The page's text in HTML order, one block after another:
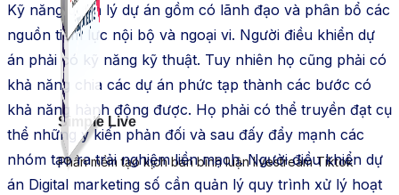
Simple Live
Phần mềm tạo kịch bản bình luận livestream Tiktok
Kỹ năng quản lý dự án gồm có lãnh đạo và phân bổ các
nguồn tiềm lực nội bộ và ngoại vi. Người điều khiển dự
án phải có kỹ năng kỹ thuật. Tuy nhiên họ cũng phải có
khả năng chia các dự án phức tạp thành các bước có
khả năng hành động được. Họ phải có thể truyền đạt cụ
thể những ý kiến ​​phản đối và sau đấy đẩy mạnh các
nhóm tạo ra trải nghiệm liền mạch. Người điều khiển dự
án Digital marketing số cần quản lý quy trình xử lý hoạt